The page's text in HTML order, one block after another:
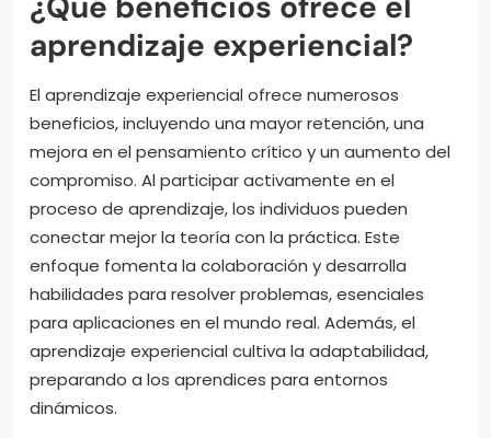
aprendizaje experiencial?
El aprendizaje experiencial ofrece numerosos
beneficios, incluyendo una mayor retención, una
mejora en el pensamiento crítico y un aumento del
compromiso. Al participar activamente en el
proceso de aprendizaje, los individuos pueden
conectar mejor la teoría con la práctica. Este
enfoque fomenta la colaboración y desarrolla
habilidades para resolver problemas, esenciales
para aplicaciones en el mundo real. Además, el
aprendizaje experiencial cultiva la adaptabilidad,
preparando a los aprendices para entornos
dinámicos.